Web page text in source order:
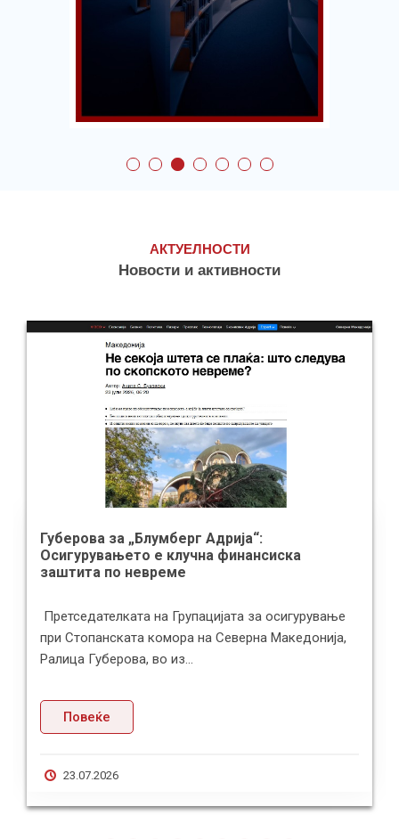
АКТУЕЛНОСТИ
Новости и активности
Губерова за „Блумберг Адрија“:
Осигурувањето е клучна финансиска
заштита по невреме
Претседателката на Групацијата за осигурување
при Стопанската комора на Северна Македонија,
Ралица Губерова, во из...
Повеќе
23.07.2026